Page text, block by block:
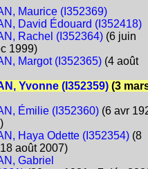
Maurice (I352369)
David Édouard (I352418)
Rachel (I352364)(6 juin
1999)
Margot (I352365)(4 août
Yvonne (I352359)(3
Émilie (I352360)(6 avr
Haya Odette (I352354)(8
août 2007)
Gabriel